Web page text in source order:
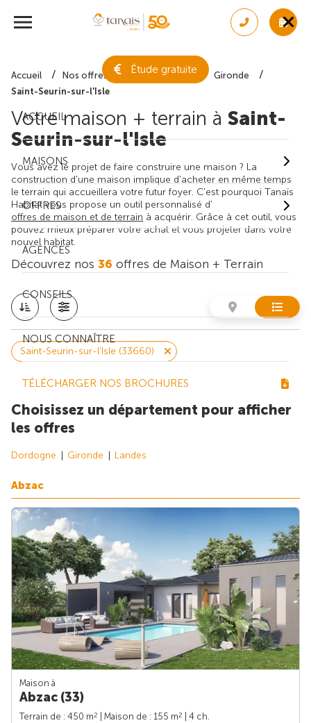
Étude gratuite
ACCUEIL
MAISONS
OFFRES
AGENCES
CONSEILS
NOUS CONNAÎTRE
TÉLÉCHARGER NOS BROCHURES
Accueil Nos offres de maison + terrain
Gironde
Saint-Seurin-sur-l'Isle
Votre maison + terrain à Saint-
Seurin-sur-l'Isle
Vous avez le projet de faire construire une maison ? La
construction d'une maison implique d'acheter en même temps
le terrain qui accueillera votre futur foyer. C'est pourquoi Tanaïs
Habitat vous propose un outil personnalisé d'
offres de maison et de terrain à acquérir. Grâce à cet outil, vous
pouvez mieux préparer votre achat et vous projeter dans votre
nouvel habitat.
Découvrez nos 36 offres de Maison + Terrain
Saint-Seurin-sur-l'Isle (33660)
Choisissez un département pour afficher
les offres
Dordogne Gironde Landes
Abzac
Maison à
Abzac (33)
Terrain de : 450 m2 | Maison de : 155 m2
| 4 ch.